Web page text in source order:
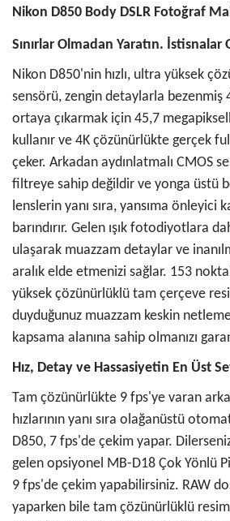
Nikon D850 Body DSLR Fotoğraf
Sınırlar Olmadan Yaratın.
Nikon D850'nin hızlı, ultra yüksek
sensörü, zengin detaylarla bezenmiş
ortaya çıkarmak için 45,7
kullanır ve 4K çözünürlükte gerçek
çeker. Arkadan aydınlatmalı CMOS
filtreye sahip değildir ve yonga üstü
lenslerin yanı sıra, yansıma önleyici
barındırır. Gelen ışık fotodiyotlara
ulaşarak muazzam detaylar ve
aralık elde etmenizi sağlar. 153
yüksek çözünürlüklü tam çerçeve
duyduğunuz muazzam keskin
kapsama alanına sahip olmanızı
Hız, Detay ve Hassasiyetin En Üst
Tam çözünürlükte 9 fps'ye varan
hızlarının yanı sıra olağanüstü
D850, 7 fps'de çekim yapar.
gelen opsiyonel MB-D18 Çok Yönlü
9 fps'de çekim yapabilirsiniz. RAW
yaparken bile tam çözünürlüklü